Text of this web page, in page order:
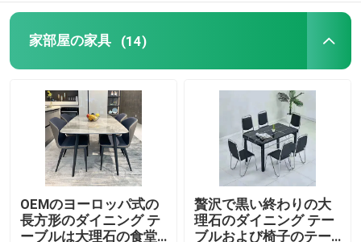
家部屋の家具 (14)
OEMのヨーロッパ式の
長方形のダイニング テ
ーブルは大理石の食堂
贅沢で黒い終わりの大
理石のダイニング テー
ブルおよび椅子のテー